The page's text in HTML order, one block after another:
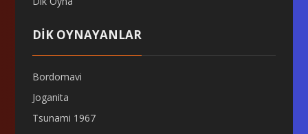
DİK OYNAYANLAR
Bordomavi
Joganita
Tsunami 1967